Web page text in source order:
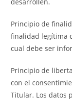
Principio de
finalidad legítima
cual debe ser
Principio de
con el
Titular. Los datos